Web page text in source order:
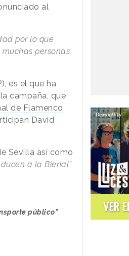
al
por lo que
personas,
es el que ha
campaña, que
de Flamenco
David
Sevilla así como
a la Bienal”
público" VER